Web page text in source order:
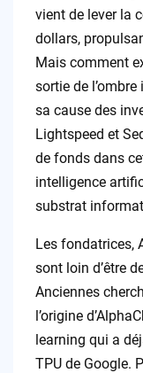
vient de lever la
dollars,
Mais comment
sortie de
sa cause des
Lightspeed et
de fonds dans
intelligence
substrat
Les fondatrices,
sont loin d’être
Anciennes
l’origine
learning qui a
TPU de Google.